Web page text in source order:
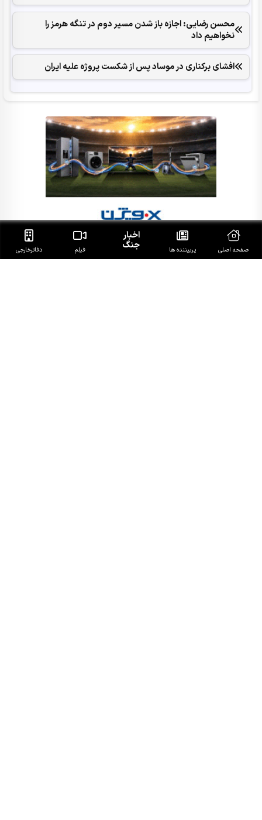
محسن رضایی: اجازه باز شدن مسیر دوم در تنگه هرمز را
نخواهیم داد
افشای برکناری در موساد پس از شکست پروژه علیه ایران
صفحه اصلی پربیننده ها
اخبار
جنگ فیلم دفاتر‌خارجی